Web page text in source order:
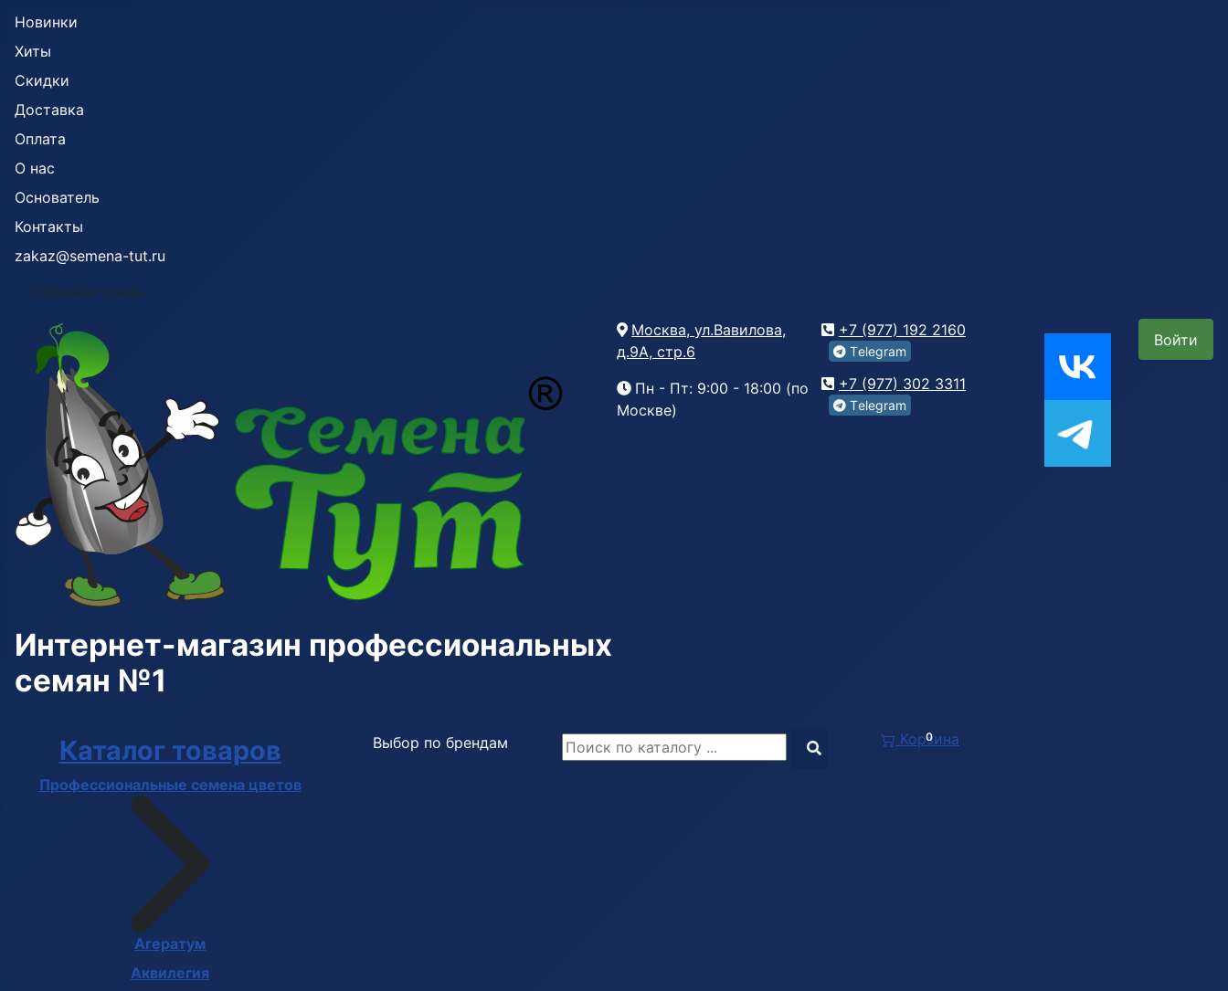
Новинки
Хиты
Скидки
Доставка
Оплата
О нас
Основатель
Контакты
zakaz@semena-tut.ru
Обратная связь
Интернет-магазин профессиональных
семян №1
Москва, ул.Вавилова,
д.9А, стр.6
Пн - Пт: 9:00 - 18:00 (по
Москве)
+7 (977) 192 2160
Tеlegrаm
+7 (977) 302 3311
Tеlegrаm
Войти
Каталог товаров
Профессиональные семена цветов
Агератум
Аквилегия
Выбор по брендам 0
Корзина